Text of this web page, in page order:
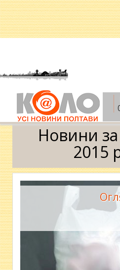
Головна » 2015 рік »
Календар
Новини за
2015